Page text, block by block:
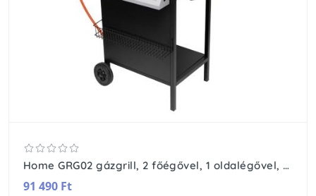
Home GRG02 gázgrill, 2 főégővel, 1 oldalégővel, 3,2 kW égőnkénti teljesítmény, 440x400 mm sütőfelület, nyomásszabályozó készlettel
91 490 Ft